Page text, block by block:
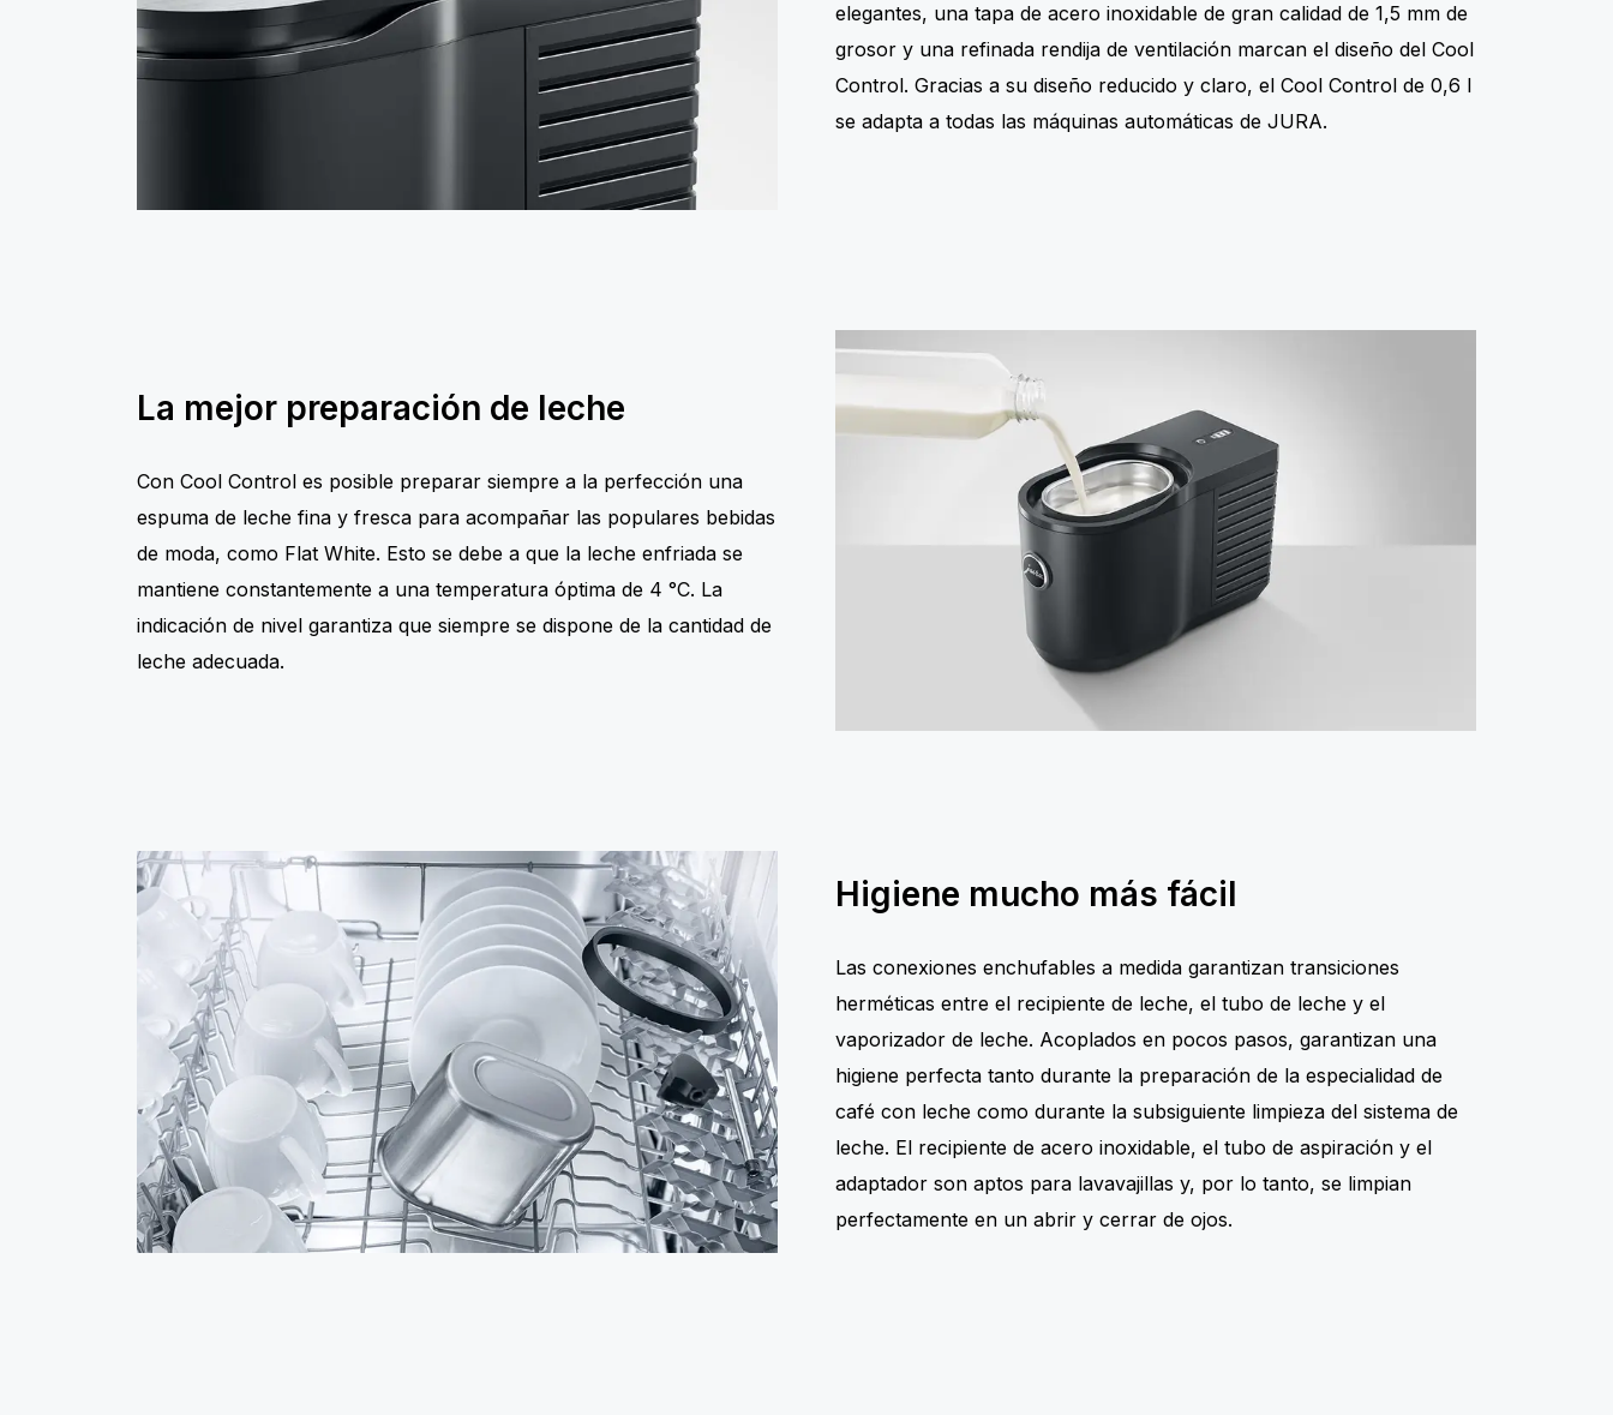
elegantes, una tapa de acero inoxidable de gran calidad de 1,5 mm de
grosor y una refinada rendija de ventilación marcan el diseño del Cool
Control. Gracias a su diseño reducido y claro, el Cool Control de 0,6 l
se adapta a todas las máquinas automáticas de JURA.
La mejor preparación de leche
Con Cool Control es posible preparar siempre a la perfección una
espuma de leche fina y fresca para acompañar las populares bebidas
de moda, como Flat White. Esto se debe a que la leche enfriada se
mantiene constantemente a una temperatura óptima de 4 °C. La
indicación de nivel garantiza que siempre se dispone de la cantidad de
leche adecuada.
Higiene mucho más fácil
Las conexiones enchufables a medida garantizan transiciones
herméticas entre el recipiente de leche, el tubo de leche y el
vaporizador de leche. Acoplados en pocos pasos, garantizan una
higiene perfecta tanto durante la preparación de la especialidad de
café con leche como durante la subsiguiente limpieza del sistema de
leche. El recipiente de acero inoxidable, el tubo de aspiración y el
adaptador son aptos para lavavajillas y, por lo tanto, se limpian
perfectamente en un abrir y cerrar de ojos.